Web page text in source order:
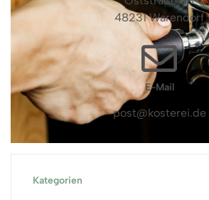
48231 Warendorf
E-Mail
post@kosterei.de
Kategorien